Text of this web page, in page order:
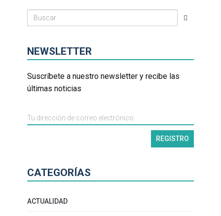
NEWSLETTER
Suscríbete a nuestro newsletter y recibe las
últimas noticias
CATEGORÍAS
ACTUALIDAD